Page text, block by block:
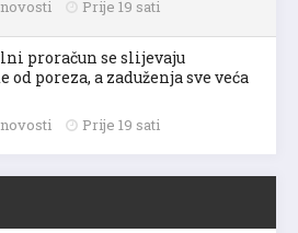
Prije 19 sati
proračun se slijevaju
poreza, a zaduženja sve veća
Prije 19 sati